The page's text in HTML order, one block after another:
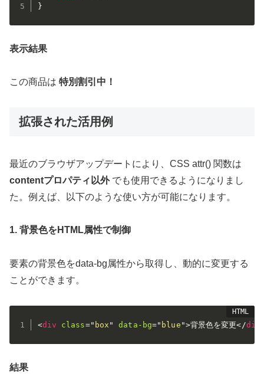
}
表示結果
この商品は 特別割引中！
拡張された活用例
最近のブラウザアップデートにより、CSS attr() 関数は
contentプロパティ以外でも使用できるようになりまし
た。例えば、以下のような使い方が可能になります。
1. 背景色をHTML属性で制御
要素の背景色をdata-bg属性から取得し、動的に変更する
ことができます。
<div class=" box " data-bg=" blue ">背景色を変更</div
結果